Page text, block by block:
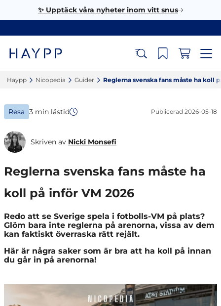
✨ Upptäck våra nyheter inom vitt snus
Haypp‎ Nicopedia‎ Guider‎ Reglerna svenska fans måste ha koll
Resa 3 min lästid Publicerad 2026-05-18
Skriven av Nicki Monsefi
Reglerna svenska fans måste ha
koll på inför VM 2026
Redo att se Sverige spela i fotbolls-VM på plats?
Glöm bara inte reglerna på arenorna, vissa av dem
kan faktiskt överraska rätt rejält.
Här är några saker som är bra att ha koll på innan
du går in på arenorna!